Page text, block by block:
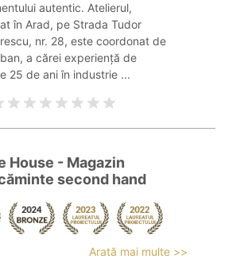
autentic. Atelierul,
în Arad, pe Strada Tudor
nr. 28, este coordonat de
a cărei experiență de
25 de ani în industrie ...
House - Magazin
second hand
Arată mai multe >>